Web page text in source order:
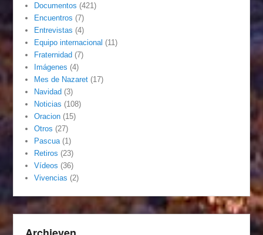
Documentos (421)
Encuentros (7)
Entrevistas (4)
Equipo internacional (11)
Fraternidad (7)
Imágenes (4)
Mes de Nazaret (17)
Navidad (3)
Noticias (108)
Oracion (15)
Otros (27)
Pascua (1)
Retiros (23)
Vídeos (36)
Vivencias (2)